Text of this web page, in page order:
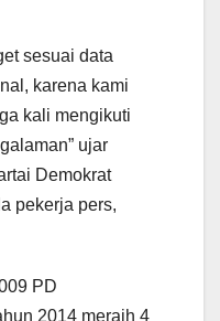
sesuai data
karena kami
kali mengikuti
ujar
Demokrat
pekerja pers,
PD
2014 meraih 4